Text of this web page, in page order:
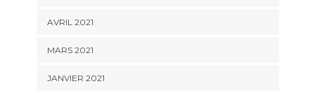
AVRIL 2021
MARS 2021
JANVIER 2021